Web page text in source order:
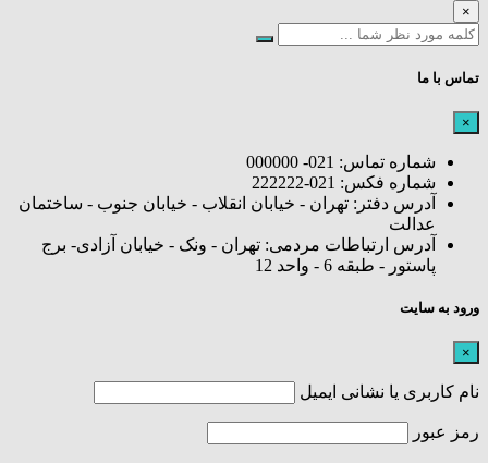
×
تماس با ما
×
شماره تماس: 021- 000000
شماره فکس: 021-222222
آدرس دفتر: تهران - خیابان انقلاب - خیابان جنوب - ساختمان
عدالت
آدرس ارتباطات مردمی: تهران - ونک - خیابان آزادی- برج
پاستور - طبقه 6 - واحد 12
ورود به سایت
×
نام کاربری یا نشانی ایمیل
رمز عبور